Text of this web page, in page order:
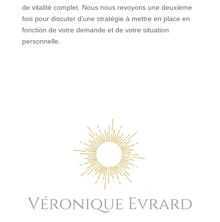
de vitalité complet. Nous nous revoyons une deuxième
fois pour discuter d’une stratégie à mettre en place en
fonction de votre demande et de votre situation
personnelle.